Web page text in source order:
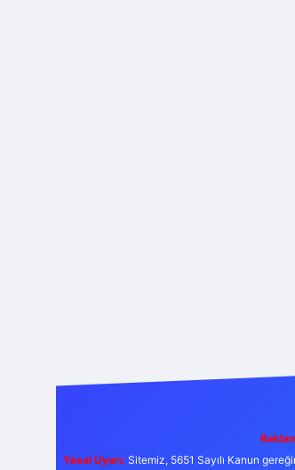
Yasal Uyarı: Sitemiz, 5651 Sayılı Kanun